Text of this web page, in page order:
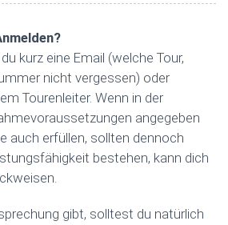
kurz eine Email (welche Tour,
nicht vergessen) oder
Tourenleiter. Wenn in der
angegeben
auch erfüllen, sollten dennoch
bestehen, kann dich
gibt, solltest du natürlich